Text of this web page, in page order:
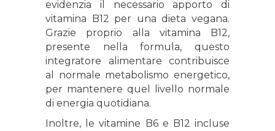
evidenzia il necessario apporto di
vitamina B12 per una dieta vegana.
Grazie proprio alla vitamina B12,
presente nella formula, questo
integratore alimentare contribuisce
al normale metabolismo energetico,
per mantenere quel livello normale
di energia quotidiana.
Inoltre, le vitamine B6 e B12 incluse